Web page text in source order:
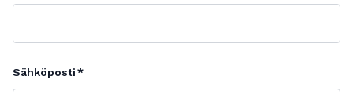
Sähköposti